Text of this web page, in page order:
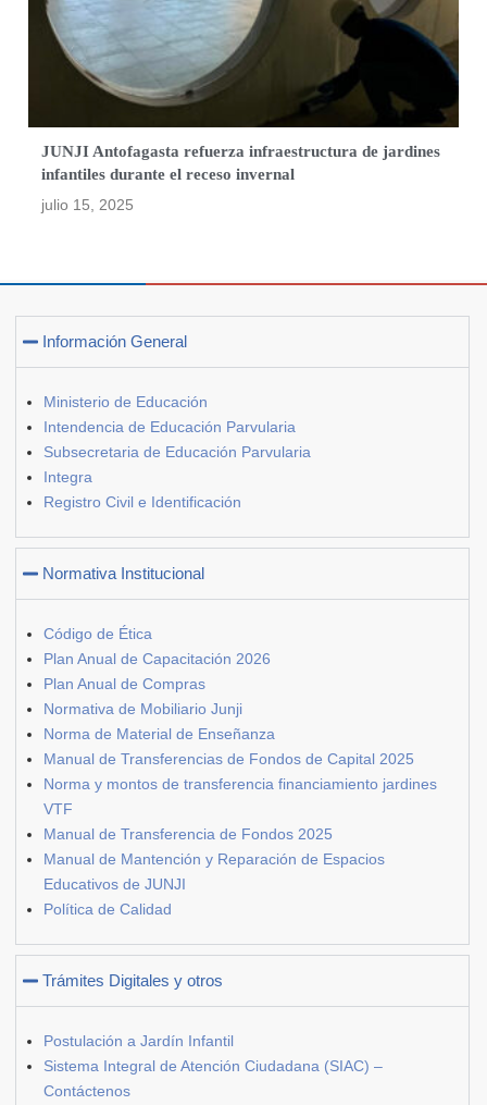
JUNJI Antofagasta refuerza infraestructura de jardines
infantiles durante el receso invernal
julio 15, 2025
Información General
Ministerio de Educación
Intendencia de Educación Parvularia
Subsecretaria de Educación Parvularia
Integra
Registro Civil e Identificación
Normativa Institucional
Código de Ética
Plan Anual de Capacitación 2026
Plan Anual de Compras
Normativa de Mobiliario Junji
Norma de Material de Enseñanza
Manual de Transferencias de Fondos de Capital 2025
Norma y montos de transferencia financiamiento jardines
VTF
Manual de Transferencia de Fondos 2025
Manual de Mantención y Reparación de Espacios
Educativos de JUNJI
Política de Calidad
Trámites Digitales y otros
Postulación a Jardín Infantil
Sistema Integral de Atención Ciudadana (SIAC) –
Contáctenos